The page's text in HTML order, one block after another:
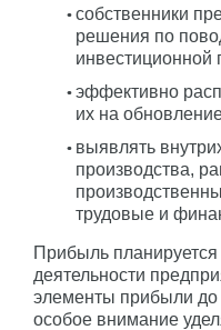
собственники
решения по
инвестиционной
эффективно
их на
выявлять
производства,
трудовые и
Прибыль
деятельности
элементы прибыли до
особое внимание